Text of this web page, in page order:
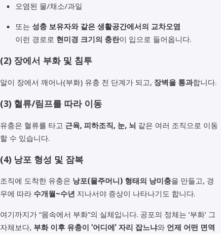
오염된 물/채소/과일
또는 성충 보유자와 같은 생활공간에서의 교차오염
이런 경로로 현미경 크기의 충란이 입으로 들어옵니다.
(2) 장에서 부화 및 침투
알이 장에서 깨어나(부화) 유충 전 단계가 되고, 장벽을 통과합니다.
(3) 혈류/림프를 따라 이동
유충은 혈류를 타고 근육, 피하조직, 눈, 뇌 같은 여러 조직으로 이동
할 수 있습니다.
(4) 낭포 형성 및 잠복
조직에 도착한 유충은 낭포(물주머니) 형태의 낭미충을 만들고, 경
우에 따라 수개월~수년 지나서야 증상이 나타나기도 합니다.
여기까지가 “몸속에서 부화”의 실체입니다. 공포의 정체는 ‘부화’ 그
자체보다, 부화 이후 유충이 ‘어디에’ 자리 잡느냐와 언제 어떤 면역